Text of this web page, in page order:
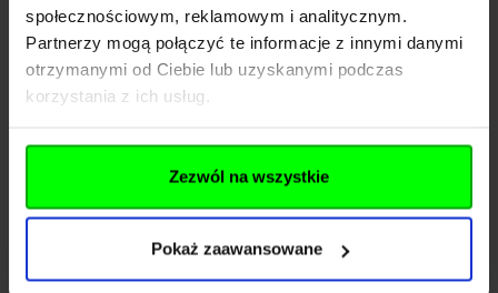
społecznościowym, reklamowym i analitycznym.
Partnerzy mogą połączyć te informacje z innymi danymi
otrzymanymi od Ciebie lub uzyskanymi podczas
korzystania z ich usług.
Zezwól na wszystkie
Pokaż zaawansowane